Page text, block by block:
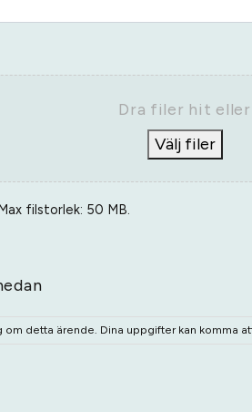
Dra filer hit eller
Välj filer
filstorlek: 50 MB.
detta ärende. Dina uppgifter kan